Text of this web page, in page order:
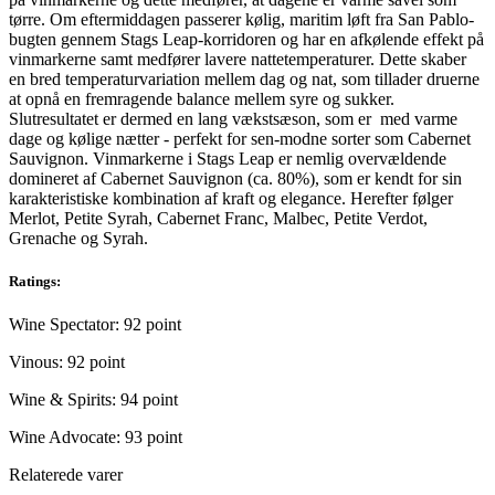
tørre. Om eftermiddagen passerer kølig, maritim løft fra San Pablo-
bugten gennem Stags Leap-korridoren og har en afkølende effekt på
vinmarkerne samt medfører lavere nattetemperaturer. Dette skaber
en bred temperaturvariation mellem dag og nat, som tillader druerne
at opnå en fremragende balance mellem syre og sukker.
Slutresultatet er dermed en lang vækstsæson, som er med varme
dage og kølige nætter - perfekt for sen-modne sorter som Cabernet
Sauvignon. Vinmarkerne i Stags Leap er nemlig overvældende
domineret af Cabernet Sauvignon (ca. 80%), som er kendt for sin
karakteristiske kombination af kraft og elegance. Herefter følger
Merlot, Petite Syrah, Cabernet Franc, Malbec, Petite Verdot,
Grenache og Syrah.
Ratings:
Wine Spectator: 92 point
Vinous: 92 point
Wine & Spirits: 94 point
Wine Advocate: 93 point
Relaterede varer